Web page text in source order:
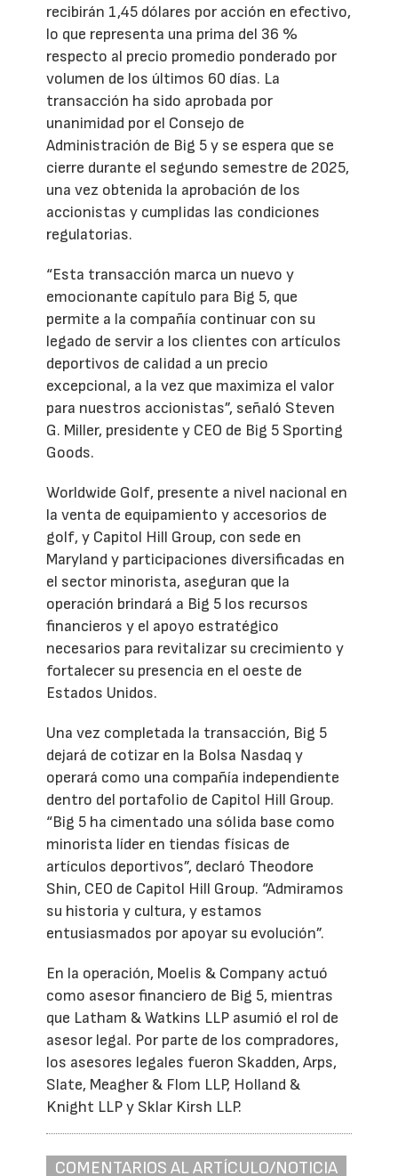
recibirán 1,45 dólares por acción en efectivo,
lo que representa una prima del 36 %
respecto al precio promedio ponderado por
volumen de los últimos 60 días. La
transacción ha sido aprobada por
unanimidad por el Consejo de
Administración de Big 5 y se espera que se
cierre durante el segundo semestre de 2025,
una vez obtenida la aprobación de los
accionistas y cumplidas las condiciones
regulatorias.
“Esta transacción marca un nuevo y
emocionante capítulo para Big 5, que
permite a la compañía continuar con su
legado de servir a los clientes con artículos
deportivos de calidad a un precio
excepcional, a la vez que maximiza el valor
para nuestros accionistas”, señaló Steven
G. Miller, presidente y CEO de Big 5 Sporting
Goods.
Worldwide Golf, presente a nivel nacional en
la venta de equipamiento y accesorios de
golf, y Capitol Hill Group, con sede en
Maryland y participaciones diversificadas en
el sector minorista, aseguran que la
operación brindará a Big 5 los recursos
financieros y el apoyo estratégico
necesarios para revitalizar su crecimiento y
fortalecer su presencia en el oeste de
Estados Unidos.
Una vez completada la transacción, Big 5
dejará de cotizar en la Bolsa Nasdaq y
operará como una compañía independiente
dentro del portafolio de Capitol Hill Group.
“Big 5 ha cimentado una sólida base como
minorista líder en tiendas físicas de
artículos deportivos”, declaró Theodore
Shin, CEO de Capitol Hill Group. “Admiramos
su historia y cultura, y estamos
entusiasmados por apoyar su evolución”.
En la operación, Moelis & Company actuó
como asesor financiero de Big 5, mientras
que Latham & Watkins LLP asumió el rol de
asesor legal. Por parte de los compradores,
los asesores legales fueron Skadden, Arps,
Slate, Meagher & Flom LLP, Holland &
Knight LLP y Sklar Kirsh LLP.
COMENTARIOS AL ARTÍCULO/NOTICIA